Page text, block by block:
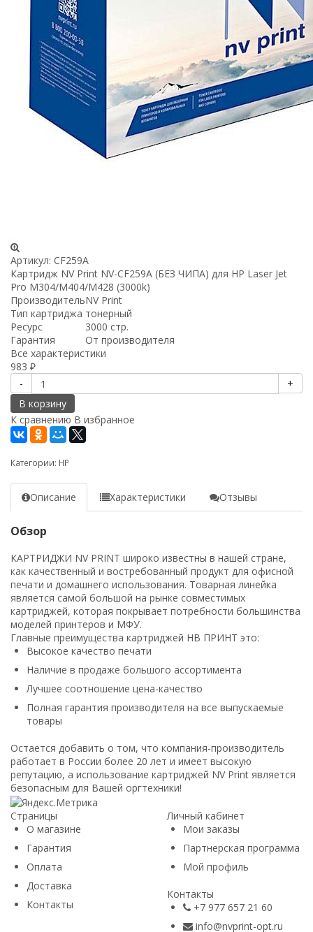
Артикул: CF259A
Картридж NV Print NV-CF259A (БЕЗ ЧИПА) для HP Laser Jet
Pro M304/M404/M428 (3000k)
ПроизводительNV Print
Тип картриджа тонерный
Ресурс
3000 стр.
Гарантия
От производителя
Все характеристики
983 ₽
-
+
В корзину
К сравнению В избранное
Категории: HP
Описание Характеристики Отзывы
Обзор
КАРТРИДЖИ NV PRINT широко известны в нашей стране,
как качественный и востребованный продукт для офисной
печати и домашнего использования. Товарная линейка
является самой большой на рынке совместимых
картриджей, которая покрывает потребности большинства
моделей принтеров и МФУ.
Главные преимущества картриджей НВ ПРИНТ это:
Высокое качество печати
Наличие в продаже большого ассортимента
Лучшее соотношение цена-качество
Полная гарантия производителя на все выпускаемые
товары
Остается добавить о том, что компания-производитель
работает в России более 20 лет и имеет высокую
репутацию, а использование картриджей NV Print является
безопасным для Вашей оргтехники!
Страницы
О магазине
Гарантия
Оплата
Доставка
Контакты
Личный кабинет
Мои заказы
Партнерская программа
Мой профиль
Контакты
+7 977 657 21 60
info@nvprint-opt.ru